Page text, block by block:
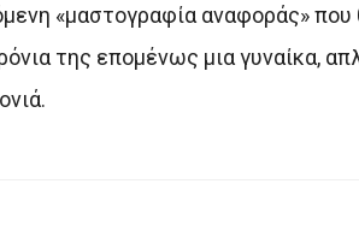
«μαστογραφία αναφοράς» που
της επομένως μια γυναίκα,